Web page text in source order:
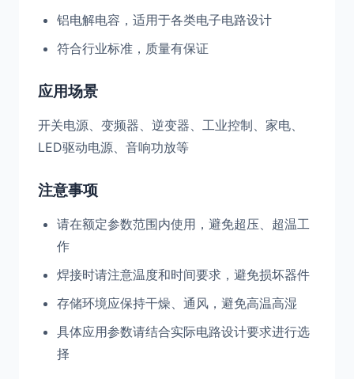
铝电解电容，适用于各类电子电路设计
符合行业标准，质量有保证
应用场景
开关电源、变频器、逆变器、工业控制、家电、
LED驱动电源、音响功放等
注意事项
请在额定参数范围内使用，避免超压、超温工
作
焊接时请注意温度和时间要求，避免损坏器件
存储环境应保持干燥、通风，避免高温高湿
具体应用参数请结合实际电路设计要求进行选
择